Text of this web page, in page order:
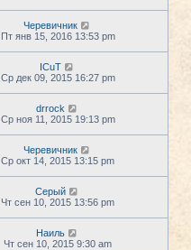
Черевичник
Пт янв 15, 2016 13:53 pm
ICuT
Ср дек 09, 2015 16:27 pm
drrock
Ср ноя 11, 2015 19:13 pm
Черевичник
Ср окт 14, 2015 13:15 pm
Серый
Чт сен 10, 2015 13:56 pm
Наиль
Чт сен 10, 2015 9:30 am